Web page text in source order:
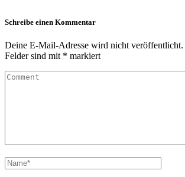
Schreibe einen Kommentar
Deine E-Mail-Adresse wird nicht veröffentlicht.
Felder sind mit * markiert